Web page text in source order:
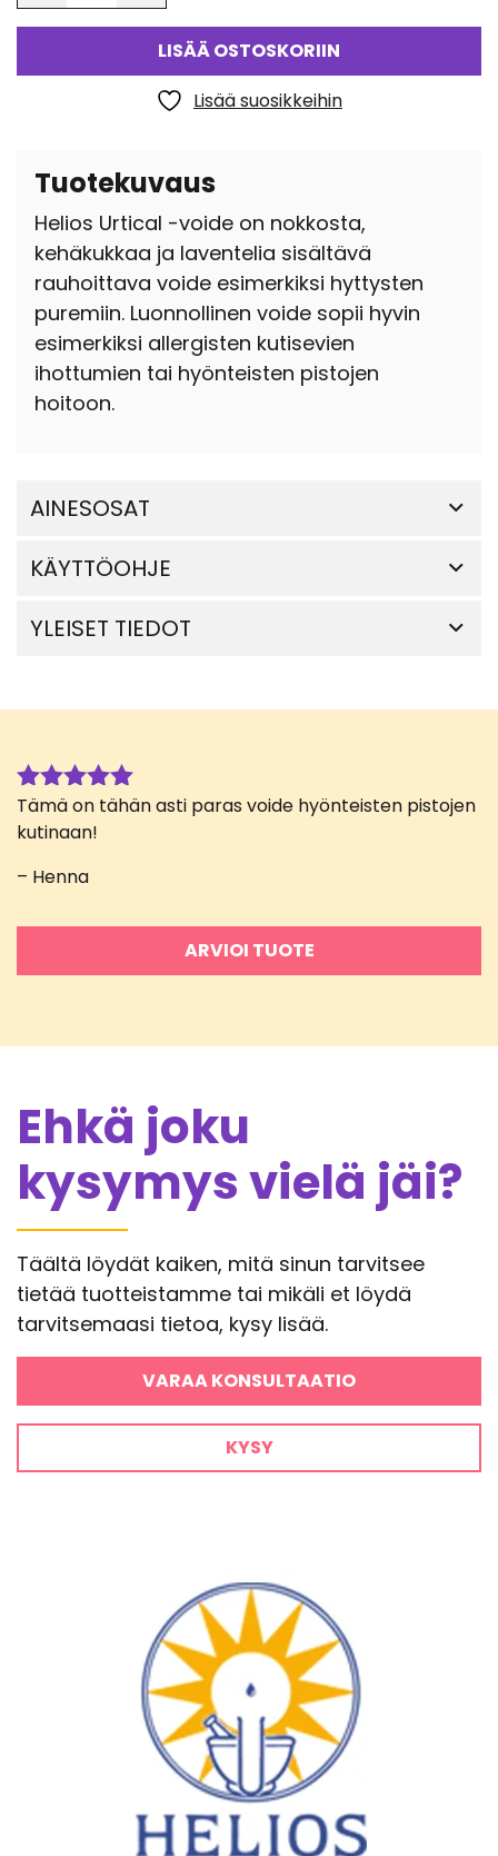
LISÄÄ OSTOSKORIIN
Lisää suosikkeihin
Tuotekuvaus
Helios Urtical -voide on nokkosta,
kehäkukkaa ja laventelia sisältävä
rauhoittava voide esimerkiksi hyttysten
puremiin. Luonnollinen voide sopii hyvin
esimerkiksi allergisten kutisevien
ihottumien tai hyönteisten pistojen
hoitoon.
AINESOSAT
KÄYTTÖOHJE
YLEISET TIEDOT
Arvostelu
tuotteesta:
Tämä on tähän asti paras voide hyönteisten pistojen
kutinaan!
– Henna
ARVIOI TUOTE
Ehkä joku
kysymys vielä jäi?
Täältä löydät kaiken, mitä sinun tarvitsee
tietää tuotteistamme tai mikäli et löydä
tarvitsemaasi tietoa, kysy lisää.
VARAA KONSULTAATIO
KYSY